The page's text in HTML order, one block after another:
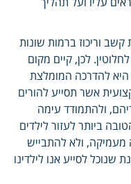
וריכוז ברמות שונות
לכן, קיים מקום
היא להדרכה המומלצת
אשר תסייע להורים
ולהתמודד עימה
ביותר לעזור לילדים
ולא להתבייש
לסייע אנו לילדינו